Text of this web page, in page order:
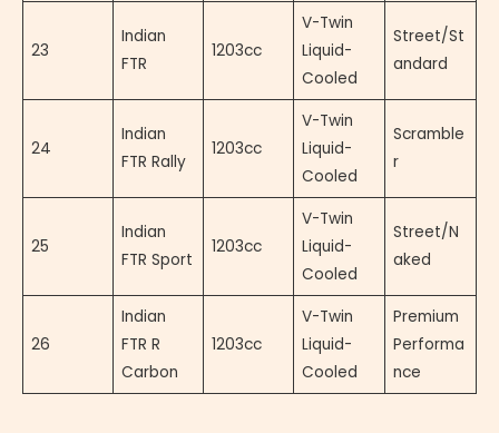
23
Indian
FTR
1203cc
V-Twin
Liquid-
Cooled
Street/St
andard
24
Indian
FTR Rally
1203cc
V-Twin
Liquid-
Cooled
Scramble
r
25
Indian
FTR Sport
1203cc
V-Twin
Liquid-
Cooled
Street/N
aked
26
Indian
FTR R
Carbon
1203cc
V-Twin
Liquid-
Cooled
Premium
Performa
nce